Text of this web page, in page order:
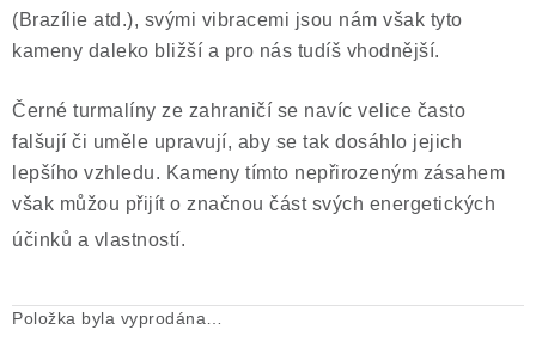
(Brazílie atd.), svými vibracemi jsou nám však tyto
kameny daleko bližší a pro nás tudíš vhodnější.
Černé turmalíny ze zahraničí se navíc velice často
falšují či uměle upravují, aby se tak dosáhlo jejich
lepšího vzhledu. Kameny tímto nepřirozeným zásahem
však můžou přijít o značnou část svých energetických
účinků a vlastností.
Položka byla vyprodána…